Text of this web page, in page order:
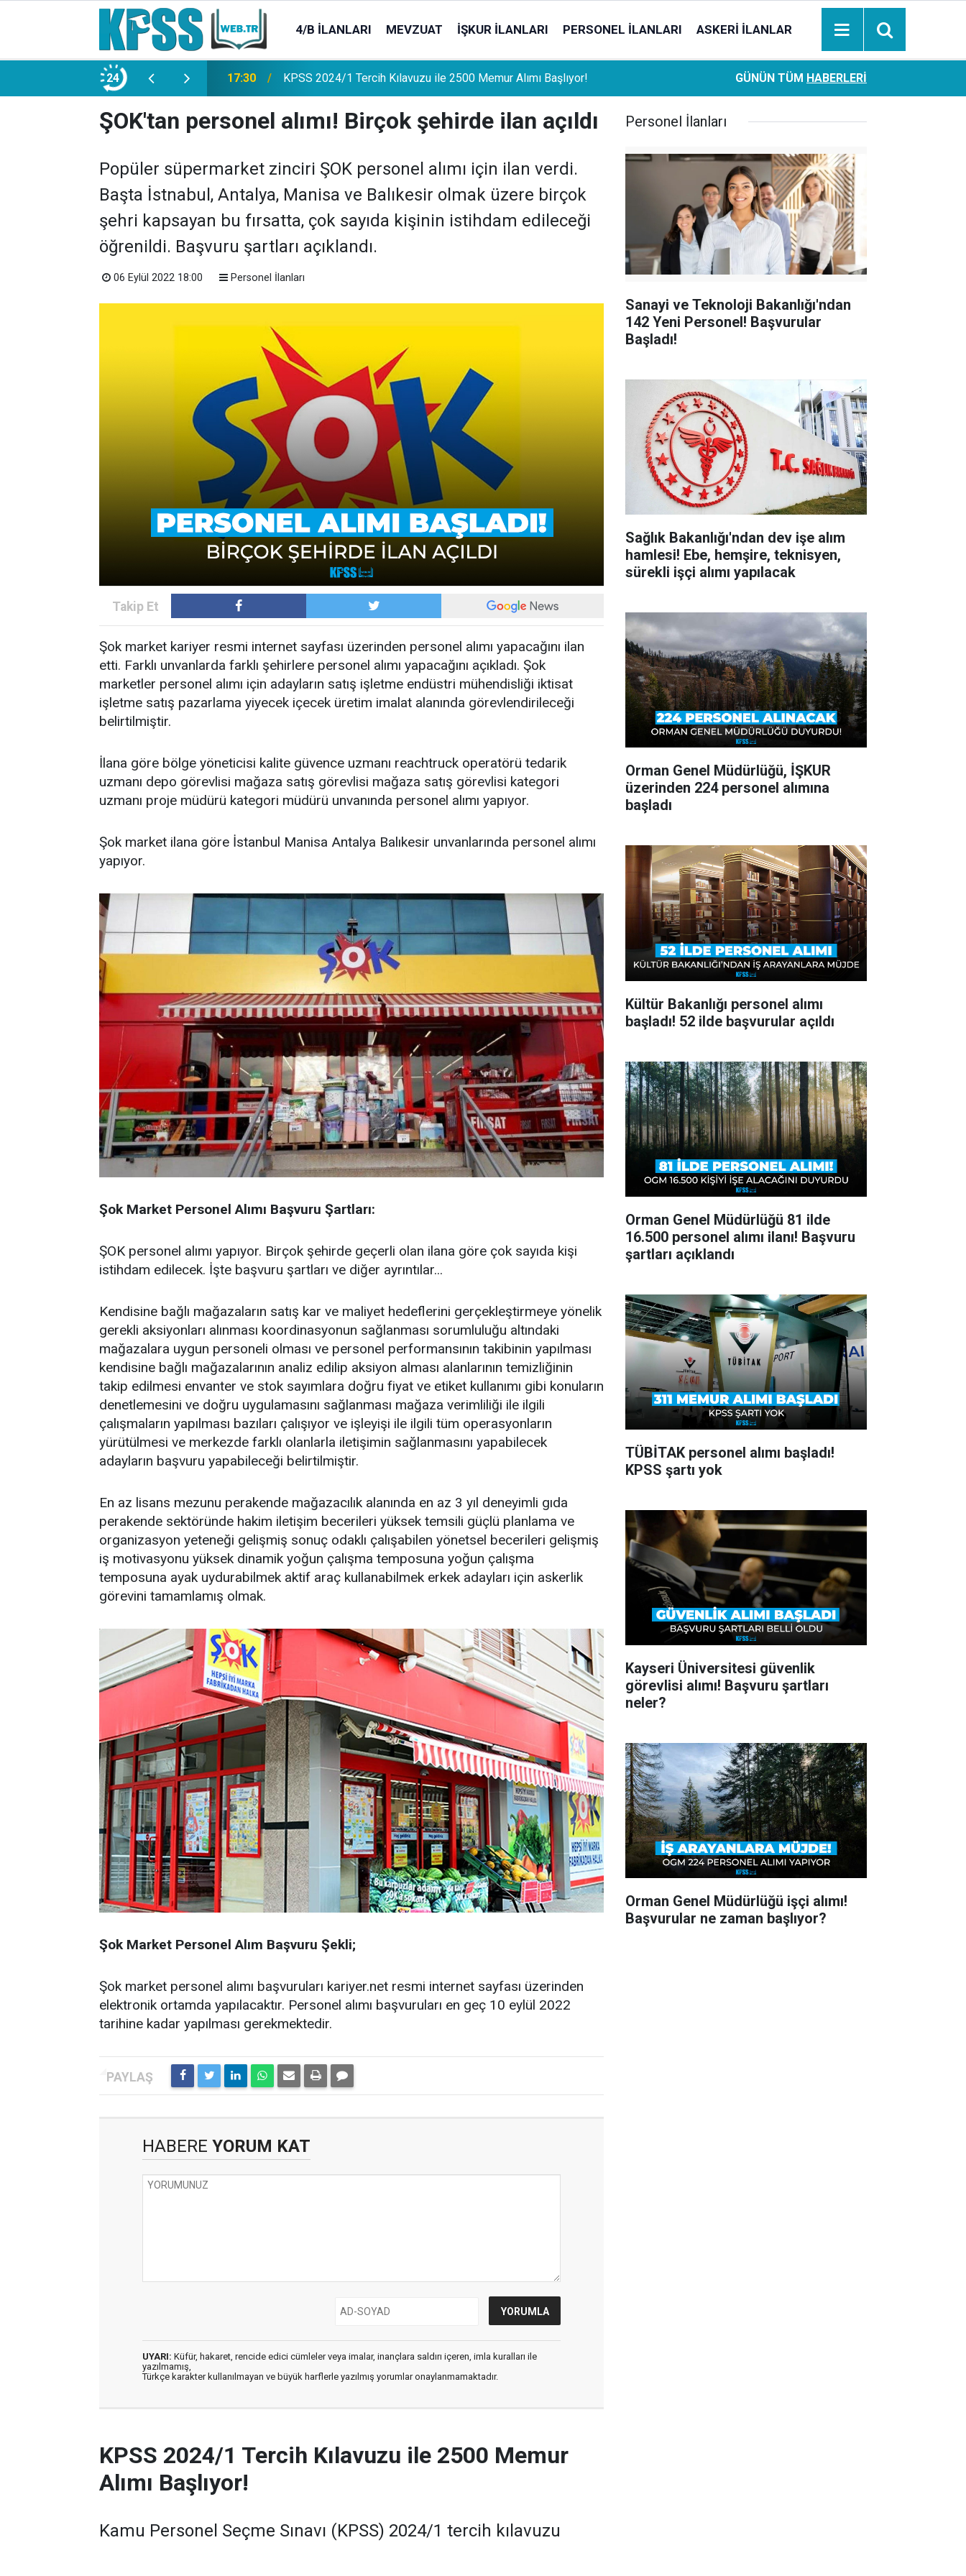
4/B İLANLARI MEVZUAT İŞKUR İLANLARI PERSONEL İLANLARI ASKERI İLANLAR
24
Memur Alımı Başlıyor! 21:20 TL Mevduat Sahipleri İçin Önemli Gelişme: Stopaj Oranları Artıyor!
Ziraat Bankası başvuran emeklilere hemen ödeme
hesaplara geçiyor
GÜNÜN TÜM HABERLERI
ŞOK'tan personel alımı! Birçok şehirde ilan açıldı
Popüler süpermarket zinciri ŞOK personel alımı için ilan verdi.
Başta İstnabul, Antalya, Manisa ve Balıkesir olmak üzere birçok
şehri kapsayan bu fırsatta, çok sayıda kişinin istihdam edileceği
öğrenildi. Başvuru şartları açıklandı.
06 Eylül 2022 18:00 Personel İlanları
Şok market kariyer resmi internet sayfası üzerinden personel alımı yapacağını ilan
etti. Farklı unvanlarda farklı şehirlere personel alımı yapacağını açıkladı. Şok
marketler personel alımı için adayların satış işletme endüstri mühendisliği iktisat
işletme satış pazarlama yiyecek içecek üretim imalat alanında görevlendirileceği
belirtilmiştir.
İlana göre bölge yöneticisi kalite güvence uzmanı reachtruck operatörü tedarik
uzmanı depo görevlisi mağaza satış görevlisi mağaza satış görevlisi kategori
uzmanı proje müdürü kategori müdürü unvanında personel alımı yapıyor.
Şok market ilana göre İstanbul Manisa Antalya Balıkesir unvanlarında personel alımı
yapıyor.
Şok Market Personel Alımı Başvuru Şartları:
ŞOK personel alımı yapıyor. Birçok şehirde geçerli olan ilana göre çok sayıda kişi
istihdam edilecek. İşte başvuru şartları ve diğer ayrıntılar...
Kendisine bağlı mağazaların satış kar ve maliyet hedeflerini gerçekleştirmeye yönelik
gerekli aksiyonları alınması koordinasyonun sağlanması sorumluluğu altındaki
mağazalara uygun personeli olması ve personel performansının takibinin yapılması
kendisine bağlı mağazalarının analiz edilip aksiyon alması alanlarının temizliğinin
takip edilmesi envanter ve stok sayımlara doğru fiyat ve etiket kullanımı gibi konuların
denetlemesini ve doğru uygulamasını sağlanması mağaza verimliliği ile ilgili
çalışmaların yapılması bazıları çalışıyor ve işleyişi ile ilgili tüm operasyonların
yürütülmesi ve merkezde farklı olanlarla iletişimin sağlanmasını yapabilecek
adayların başvuru yapabileceği belirtilmiştir.
En az lisans mezunu perakende mağazacılık alanında en az 3 yıl deneyimli gıda
perakende sektöründe hakim iletişim becerileri yüksek temsili güçlü planlama ve
organizasyon yeteneği gelişmiş sonuç odaklı çalışabilen yönetsel becerileri gelişmiş
iş motivasyonu yüksek dinamik yoğun çalışma temposuna yoğun çalışma
temposuna ayak uydurabilmek aktif araç kullanabilmek erkek adayları için askerlik
görevini tamamlamış olmak.
Şok Market Personel Alım Başvuru Şekli;
Şok market personel alımı başvuruları kariyer.net resmi internet sayfası üzerinden
elektronik ortamda yapılacaktır. Personel alımı başvuruları en geç 10 eylül 2022
tarihine kadar yapılması gerekmektedir.
HABERE YORUM KAT
UYARI: Küfür, hakaret, rencide edici cümleler veya imalar, inançlara saldırı içeren, imla kuralları ile
yazılmamış,
Türkçe karakter kullanılmayan ve büyük harflerle yazılmış yorumlar onaylanmamaktadır.
KPSS 2024/1 Tercih Kılavuzu ile 2500 Memur
Alımı Başlıyor!
Kamu Personel Seçme Sınavı (KPSS) 2024/1 tercih kılavuzu
Personel İlanları
Sanayi ve Teknoloji Bakanlığı'ndan
142 Yeni Personel! Başvurular
Başladı!
Sağlık Bakanlığı'ndan dev işe alım
hamlesi! Ebe, hemşire, teknisyen,
sürekli işçi alımı yapılacak
Orman Genel Müdürlüğü, İŞKUR
üzerinden 224 personel alımına
başladı
Kültür Bakanlığı personel alımı
başladı! 52 ilde başvurular açıldı
Orman Genel Müdürlüğü 81 ilde
16.500 personel alımı ilanı! Başvuru
şartları açıklandı
TÜBİTAK personel alımı başladı!
KPSS şartı yok
Kayseri Üniversitesi güvenlik
görevlisi alımı! Başvuru şartları
neler?
Orman Genel Müdürlüğü işçi alımı!
Başvurular ne zaman başlıyor?